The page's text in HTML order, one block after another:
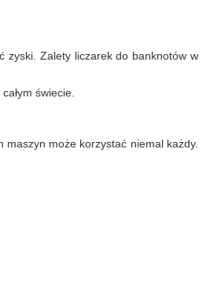
zyski. Zalety liczarek do banknotów w
świecie.
może korzystać niemal każdy.